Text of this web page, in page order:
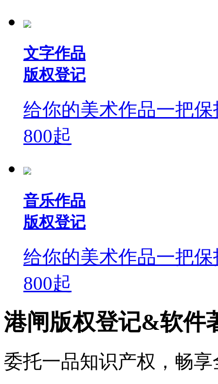
文字作品
版权登记
给你的美术作品一把保
800起
音乐作品
版权登记
给你的美术作品一把保
800起
港闸版权登记&软件
委托一品知识产权，畅